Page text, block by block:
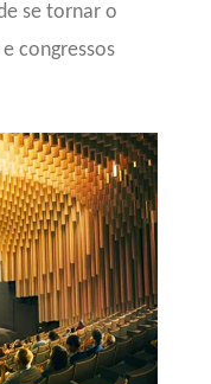
se tornar o
congressos